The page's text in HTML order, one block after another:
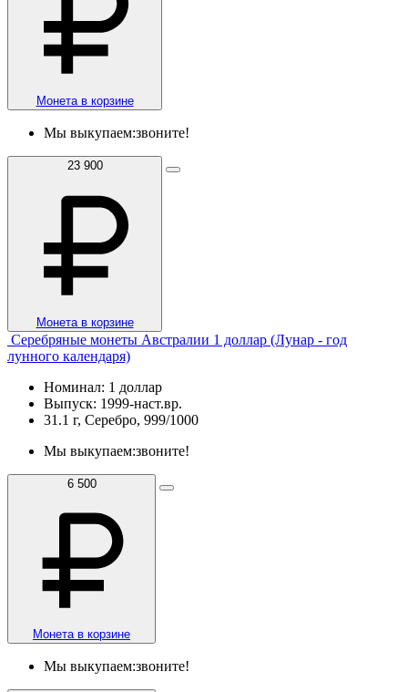
Монета в корзине
Мы выкупаем:звоните!
23 900
Монета в корзине
Серебряные монеты Австралии 1 доллар (Лунар - год
лунного календаря)
Номинал: 1 доллар
Выпуск: 1999-наст.вр.
31.1 г, Серебро, 999/1000
Мы выкупаем:звоните!
6 500
Монета в корзине
Мы выкупаем:звоните!